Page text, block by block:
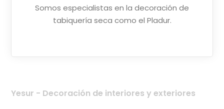
Somos especialistas en la decoración de
tabiquería seca como el Pladur.
Yesur - Decoración de interiores y exteriores